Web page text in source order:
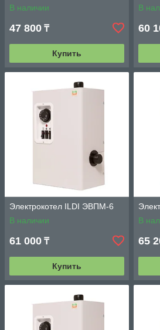
В наличии
47 800 ₸
Купить
В
60
Электрокотел ILDI ЭВПМ-6
В наличии
61 000 ₸
Купить
В
65